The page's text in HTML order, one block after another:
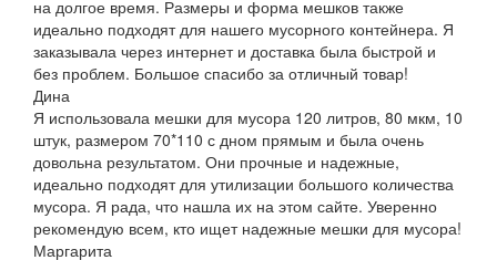
на долгое время. Размеры и форма мешков также
идеально подходят для нашего мусорного контейнера. Я
заказывала через интернет и доставка была быстрой и
без проблем. Большое спасибо за отличный товар!
Дина
Я использовала мешки для мусора 120 литров, 80 мкм, 10
штук, размером 70*110 с дном прямым и была очень
довольна результатом. Они прочные и надежные,
идеально подходят для утилизации большого количества
мусора. Я рада, что нашла их на этом сайте. Уверенно
рекомендую всем, кто ищет надежные мешки для мусора!
Маргарита